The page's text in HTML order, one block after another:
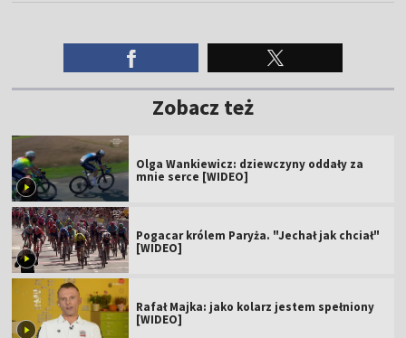
Zobacz też
Olga Wankiewicz: dziewczyny oddały za
mnie serce [WIDEO]
Pogacar królem Paryża. "Jechał jak chciał"
[WIDEO]
Rafał Majka: jako kolarz jestem spełniony
[WIDEO]